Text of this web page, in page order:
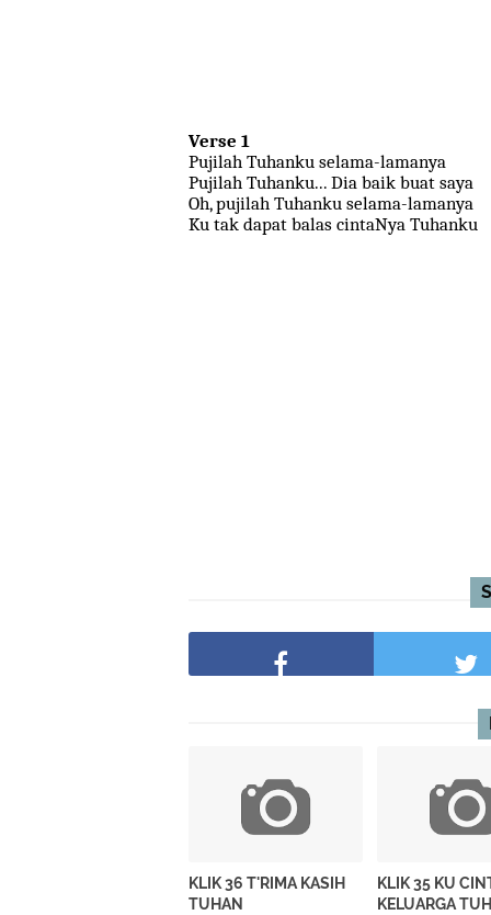
Verse 1
Pujilah Tuhanku selama-lamanya
Pujilah Tuhanku... Dia baik buat saya
Oh, pujilah Tuhanku selama-lamanya
Ku tak dapat balas cintaNya Tuhanku
KLIK 36 T'RIMA KASIH
TUHAN
KLIK 35 KU
KELUARGA